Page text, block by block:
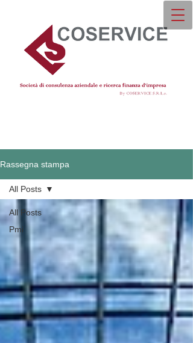
Rassegna stampa
All Posts
Pmi
All Posts